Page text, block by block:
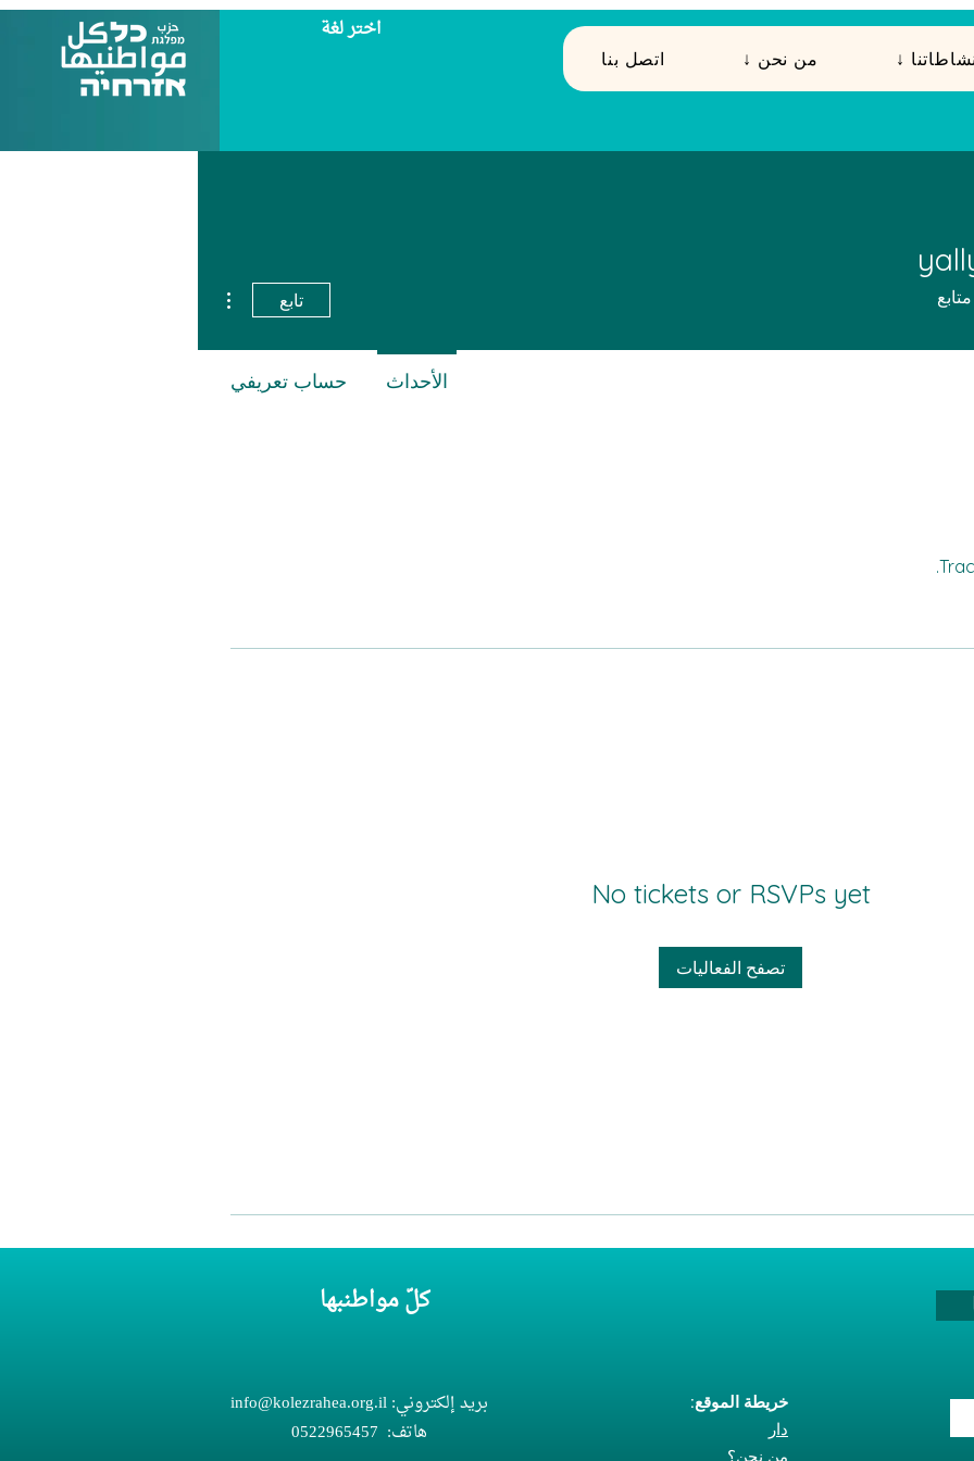
اختر لغة
اتصل بنا ↓ من نحن ↓ نشاطاتنا
No tickets or RSVPs yet
تصفح الفعاليات
متابع تابع
حساب تعريفي الأحداث
كلّ مواطنبها
بريد إلكتروني:info@kolezrahea.org.il
هاتف:
2965457
خريطة الموقع:
دار
من نحن؟